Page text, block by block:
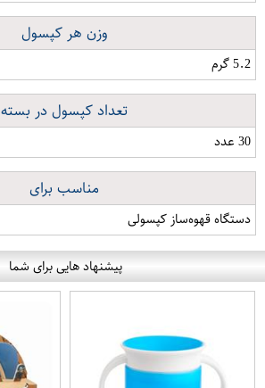
وزن هر کپسول
5.2 گرم
تعداد کپسول در بسته
30 عدد
مناسب برای
دستگاه قهوه‌ساز کپسولی
پیشنهاد هایی برای شما